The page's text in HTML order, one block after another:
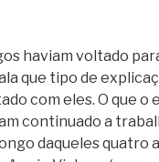
haviam voltado
que tipo de
com eles. O que o
continuado a
daqueles quatro